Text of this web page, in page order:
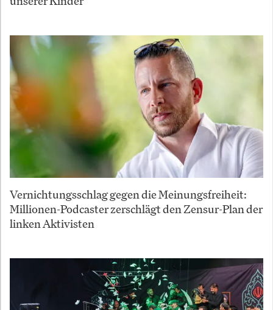
Vernichtungsschlag gegen die Meinungsfreiheit:
Millionen-Podcaster zerschlägt den Zensur-Plan der
linken Aktivisten